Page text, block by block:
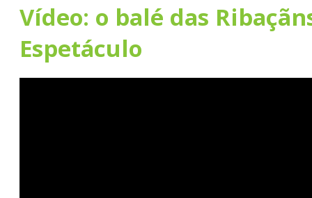
Vídeo: o balé das
Espetáculo